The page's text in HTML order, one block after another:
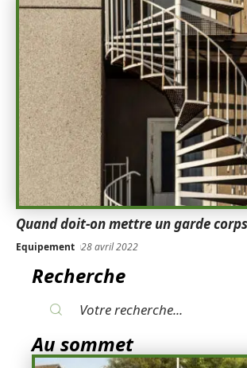
Quand doit-on mettre un garde
Equipement 28 avril 2022
Recherche
Au sommet